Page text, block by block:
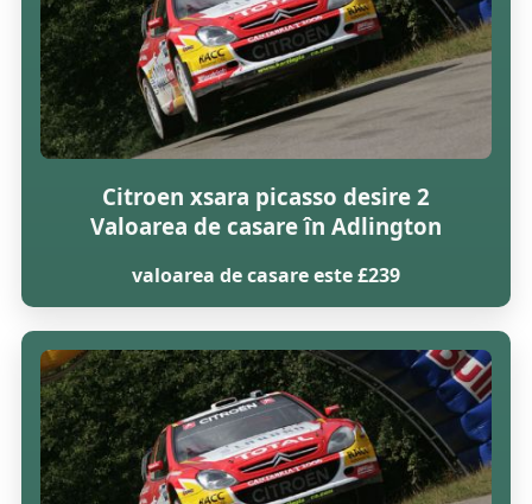
Citroen xsara picasso desire 2
Valoarea de casare în Adlington
valoarea de casare este £239